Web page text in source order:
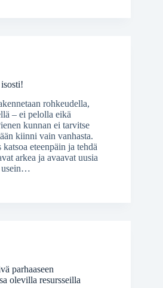
rohkeudella,
– ei pelolla eikä
kunnan ei tarvitse
kiinni vain vanhasta.
eteenpäin ja tehdä
arkea ja avaavat uusia
usein…
parhaaseen
olevilla resursseilla